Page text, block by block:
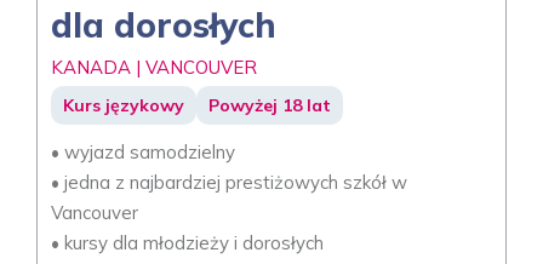
dla dorosłych
KANADA | VANCOUVER
Kurs językowy Powyżej 18 lat
• wyjazd samodzielny
• jedna z najbardziej prestiżowych szkół w
Vancouver
• kursy dla młodzieży i dorosłych